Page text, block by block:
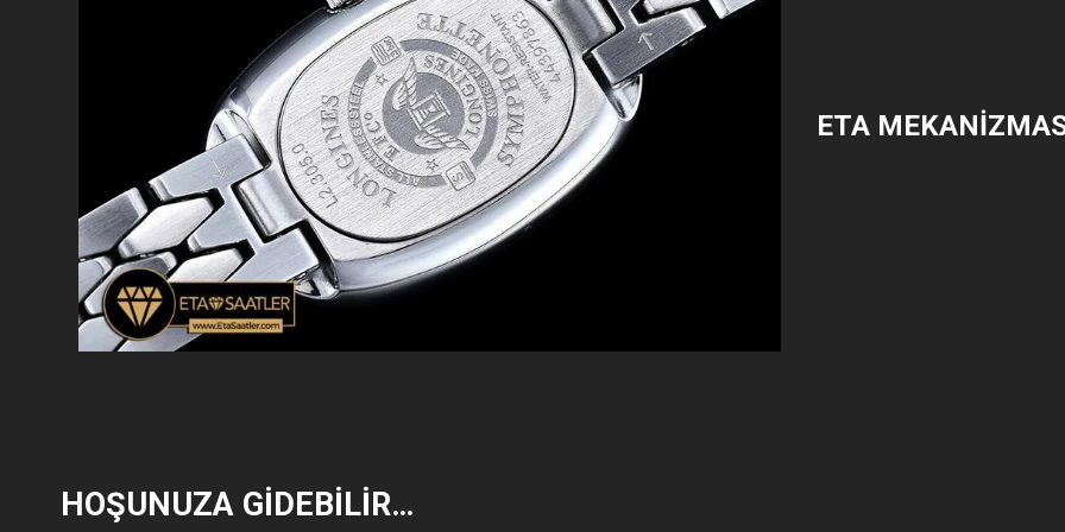
ETA
HOŞUNUZA GIDEBILIR…